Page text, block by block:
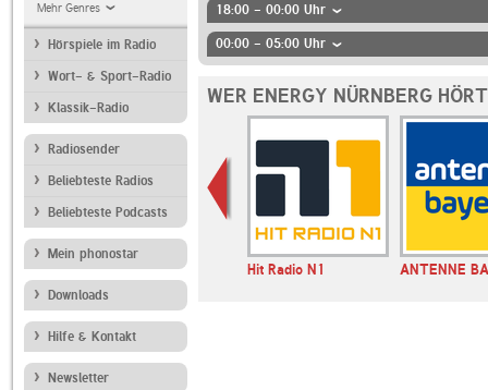
Mehr Genres
Hörspiele im Radio
Wort- & Sport-Radio
Klassik-Radio
Radiosender
Beliebteste Radios
Beliebteste Podcasts
Mein phonostar
Downloads
Hilfe & Kontakt
Newsletter
18:00 - 00:00 Uhr
00:00 - 05:00 Uhr
WER ENERGY NÜRNBERG
Radio Bollerwagen Hit Radio N1 ANTENNE